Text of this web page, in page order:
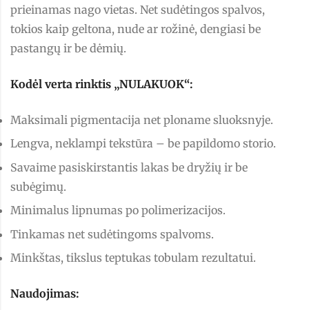
prieinamas nago vietas. Net sudėtingos spalvos,
tokios kaip geltona, nude ar rožinė, dengiasi be
pastangų ir be dėmių.
Kodėl verta rinktis „NULAKUOK“:
Maksimali pigmentacija net ploname sluoksnyje.
Lengva, neklampi tekstūra – be papildomo storio.
Savaime pasiskirstantis lakas be dryžių ir be
subėgimų.
Minimalus lipnumas po polimerizacijos.
Tinkamas net sudėtingoms spalvoms.
Minkštas, tikslus teptukas tobulam rezultatui.
Naudojimas: